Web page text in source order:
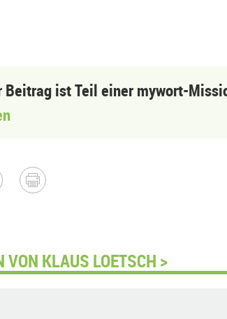
Beitrag ist Teil einer mywort-
VON KLAUS LOETSCH >